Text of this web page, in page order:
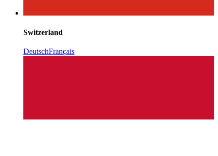
Switzerland
DeutschFrançais